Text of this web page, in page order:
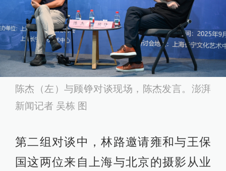
陈杰（左）与顾铮对谈现场，陈杰发言。澎湃
新闻记者 吴栋 图
第二组对谈中，林路邀请雍和与王保
国这两位来自上海与北京的摄影从业